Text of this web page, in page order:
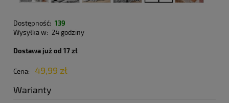
Dostępność: 139
Wysyłka w: 24 godziny
Dostawa już od 17 zł
Cena:
49,99 zł
Warianty